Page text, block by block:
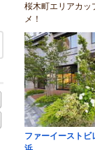
空き状況・料金を見る
桜木町エリアカッ
メ！
ファーイーストビ